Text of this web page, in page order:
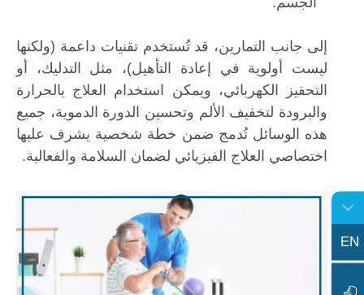
إلى جانب التمارين، قد تُستخدم تقنيات داعمة (ولكنها
ليست أولوية في إعادة التأهيل)، مثل التدليك، أو
التحفيز الكهربائي، ويمكن استخدام العلاج بالحرارة
والبرودة لتخفيف الألم وتحسين الدورة الدموية، جميع
هذه الوسائل تُدمج ضمن خطة شخصية يشرف عليها
اختصاصي العلاج الفيزيائي لضمان السلامة والفعالية.
EN